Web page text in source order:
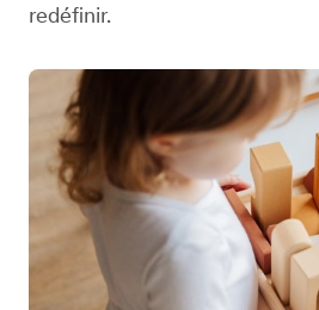
redéfinir.